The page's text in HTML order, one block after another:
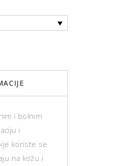
i bolnim
i
koriste se
na kožu i